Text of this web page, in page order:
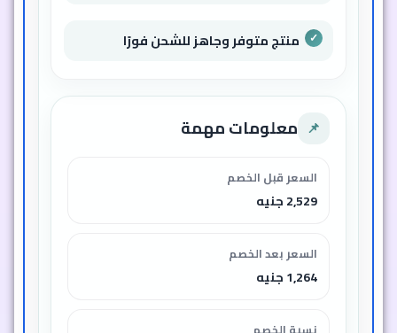
منتج متوفر وجاهز للشحن فورًا
📌 معلومات مهمة
السعر قبل الخصم
2,529 جنيه
السعر بعد الخصم
1,264 جنيه